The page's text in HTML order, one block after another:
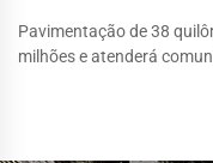
Pavimentação de 38
milhões e atenderá